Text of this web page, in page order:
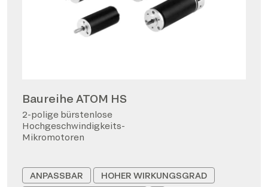
Baureihe ATOM HS
2-polige bürstenlose
Hochgeschwindigkeits-
Mikromotoren
ANPASSBAR
HOHER WIRKUNGSGRAD